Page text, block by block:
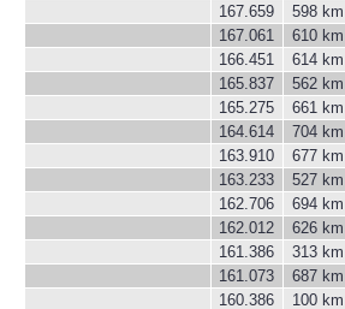
167.659
598 km
167.061
610 km
166.451
614 km
165.837
562 km
165.275
661 km
164.614
704 km
163.910
677 km
163.233
527 km
162.706
694 km
162.012
626 km
161.386
313 km
161.073
687 km
160.386
100 km